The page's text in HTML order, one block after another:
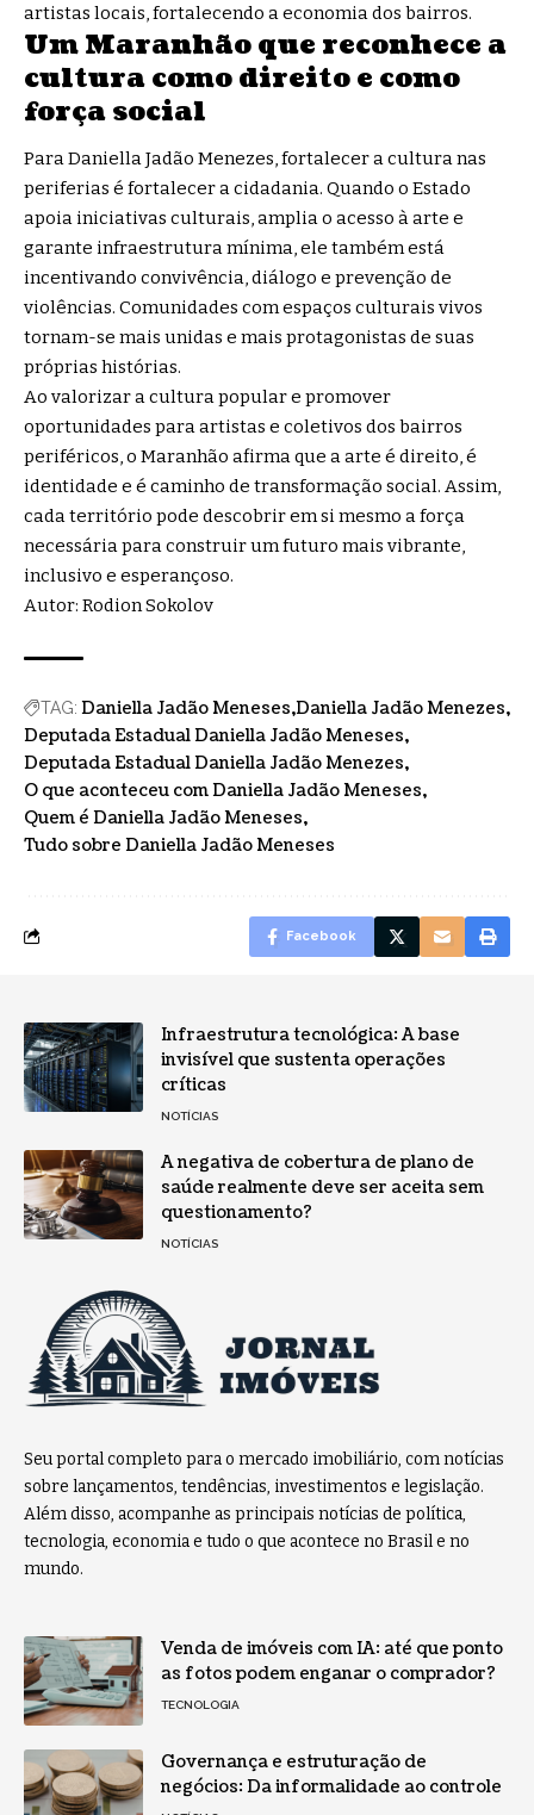
artistas locais, fortalecendo a economia dos bairros.
Um Maranhão que reconhece a
cultura como direito e como
força social
Para Daniella Jadão Menezes, fortalecer a cultura nas
periferias é fortalecer a cidadania. Quando o Estado
apoia iniciativas culturais, amplia o acesso à arte e
garante infraestrutura mínima, ele também está
incentivando convivência, diálogo e prevenção de
violências. Comunidades com espaços culturais vivos
tornam-se mais unidas e mais protagonistas de suas
próprias histórias.
Ao valorizar a cultura popular e promover
oportunidades para artistas e coletivos dos bairros
periféricos, o Maranhão afirma que a arte é direito, é
identidade e é caminho de transformação social. Assim,
cada território pode descobrir em si mesmo a força
necessária para construir um futuro mais vibrante,
inclusivo e esperançoso.
Autor: Rodion Sokolov
TAG: Daniella Jadão Meneses Daniella Jadão Menezes
Deputada Estadual Daniella Jadão Meneses
Deputada Estadual Daniella Jadão Menezes
O que aconteceu com Daniella Jadão Meneses
Quem é Daniella Jadão Meneses
Tudo sobre Daniella Jadão Meneses
Facebook
Infraestrutura tecnológica: A base
invisível que sustenta operações
críticas
NOTÍCIAS
A negativa de cobertura de plano de
saúde realmente deve ser aceita sem
questionamento?
NOTÍCIAS
Seu portal completo para o mercado imobiliário, com notícias
sobre lançamentos, tendências, investimentos e legislação.
Além disso, acompanhe as principais notícias de política,
tecnologia, economia e tudo o que acontece no Brasil e no
mundo.
Venda de imóveis com IA: até que ponto
as fotos podem enganar o comprador?
TECNOLOGIA
Governança e estruturação de
negócios: Da informalidade ao controle